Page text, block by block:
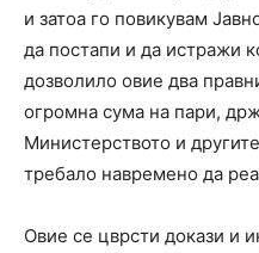
и затоа го повикувам
да постапи и да истражи
дозволило овие два
огромна сума на пари,
Министерството и
требало навремено да
Овие се цврсти докази и